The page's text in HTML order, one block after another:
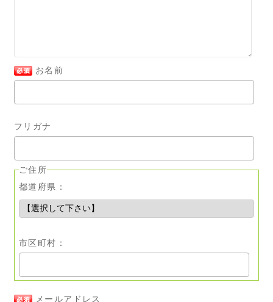
お名前
フリガナ
ご住所
都道府県：
市区町村：
メールアドレス